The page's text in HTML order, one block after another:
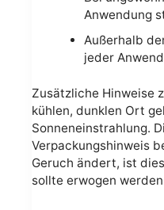
Anwendung
Außerhalb
jeder
Zusätzliche Hinweise
kühlen, dunklen Ort
Sonneneinstrahlung.
Verpackungshinweis
Geruch ändert, ist
sollte erwogen